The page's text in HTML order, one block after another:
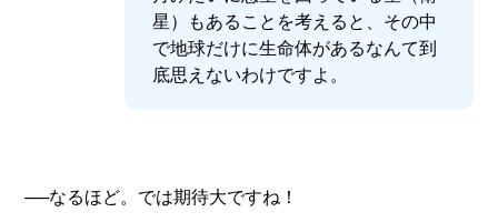
星）もあることを考えると、その中
で地球だけに生命体があるなんて到
底思えないわけですよ。
──なるほど。では期待大ですね！